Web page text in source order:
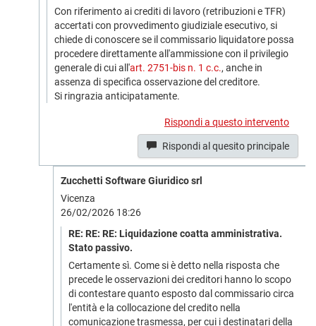
Con riferimento ai crediti di lavoro (retribuzioni e TFR)
accertati con provvedimento giudiziale esecutivo, si
chiede di conoscere se il commissario liquidatore possa
procedere direttamente all'ammissione con il privilegio
generale di cui all'art. 2751-bis n. 1 c.c., anche in
assenza di specifica osservazione del creditore.
Si ringrazia anticipatamente.
Rispondi a questo intervento
Rispondi al quesito principale
Zucchetti Software Giuridico srl
Vicenza
26/02/2026 18:26
RE: RE: RE: Liquidazione coatta amministrativa.
Stato passivo.
Certamente sì. Come si è detto nella risposta che
precede le osservazioni dei creditori hanno lo scopo
di contestare quanto esposto dal commissario circa
l'entità e la collocazione del credito nella
comunicazione trasmessa, per cui i destinatari della